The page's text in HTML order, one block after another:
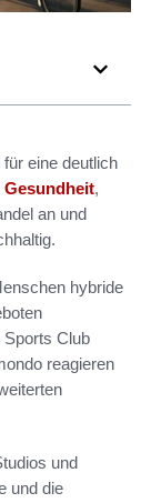
eine deutlich
Gesundheit,
an und
hybride
Sports Club
reagieren
und
und die